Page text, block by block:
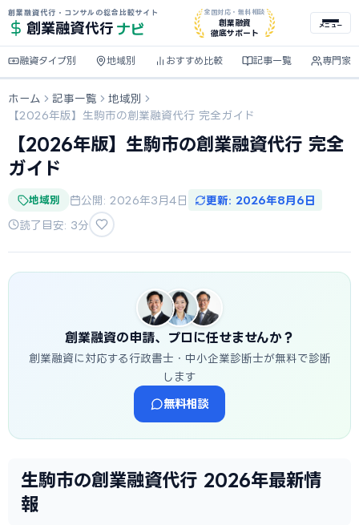
創業融資代行・コンサルの総合比較サイト
創業融資代行 ナビ
全国対応・無料相談
創業融資
徹底サポート
メニュー
融資タイプ別 地域別 おすすめ比較 記事一覧 専門家
ホーム 記事一覧
地域別
【2026年版】生駒市の創業融資代行 完全ガイド
【2026年版】生駒市の創業融資代行 完全
ガイド
地域別 公開: 2026年3月4日 更新: 2026年8月6日
読了目安: 3分
創業融資の申請、プロに任せませんか？
創業融資に対応する行政書士・中小企業診断士が無料で診断
します
無料相談
生駒市の創業融資代行 2026年最新情
報